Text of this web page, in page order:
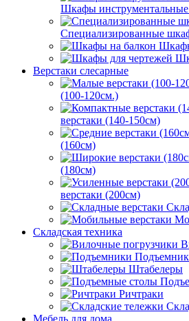
Шкафы инструментальные
Специализированные
Верстаки слесарные
(100-120см.)
верстаки (140-150см)
(160см)
(180см)
верстаки (200см)
Складская техника
Штабелеры
Ричтраки
Мебель для дома